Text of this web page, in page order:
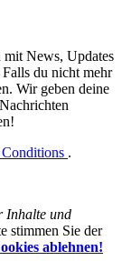
News, Updates
du nicht mehr
Wir geben deine
.
Inhalte und
stimmen Sie der
ablehnen!